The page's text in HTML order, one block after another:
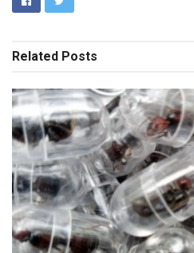
Related Posts